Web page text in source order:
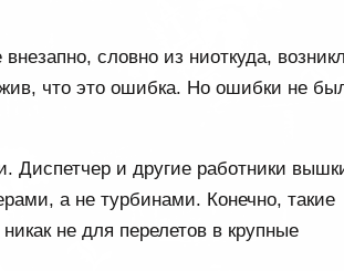
словно из ниоткуда,
что это ошибка. Но ошибки не
Диспетчер и другие работники
а не турбинами. Конечно, такие
не для перелетов в крупные